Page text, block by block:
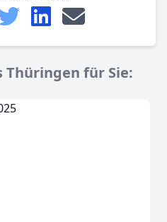
für Sie: